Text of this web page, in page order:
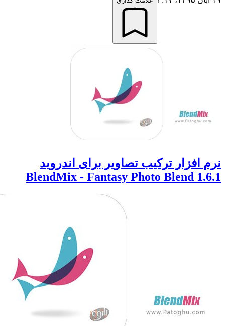
ترکیب تصاویر برای اندروید
BlendMix - Fantasy Photo Blend